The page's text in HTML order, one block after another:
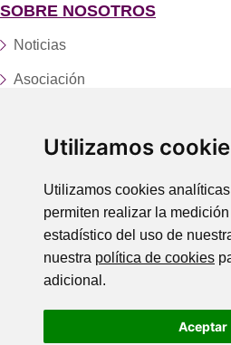
Utilizamos
Utilizamos cookies
permiten realizar la
estadístico del uso de
nuestra política de cookies
adicional.
Aceptar
SOBRE NOSOTROS
Noticias
Asociación
Servicios y centros
Trabaja con nosotros
Donaciones
Contacto